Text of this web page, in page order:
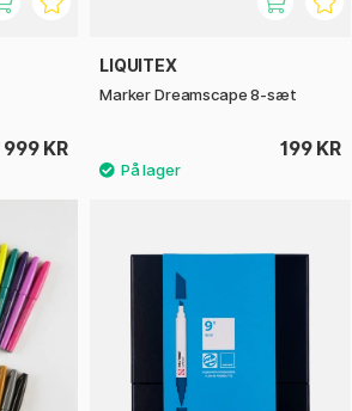
999 KR
LIQUITEX
Marker Dreamscape 8-sæt
199 KR